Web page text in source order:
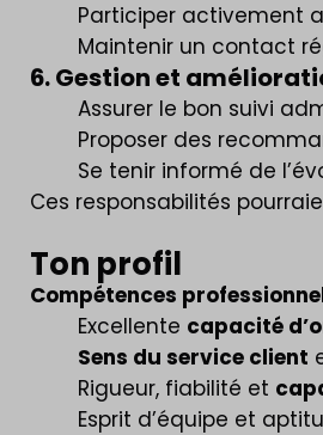
Participer activement
Maintenir un contact
6. Gestion et
Assurer le bon suivi
Proposer des
Se tenir informé de
Ces responsabilités
Ton profil
Compétences
Excellente capacité
Sens du service client
Rigueur, fiabilité et
Esprit d’équipe et